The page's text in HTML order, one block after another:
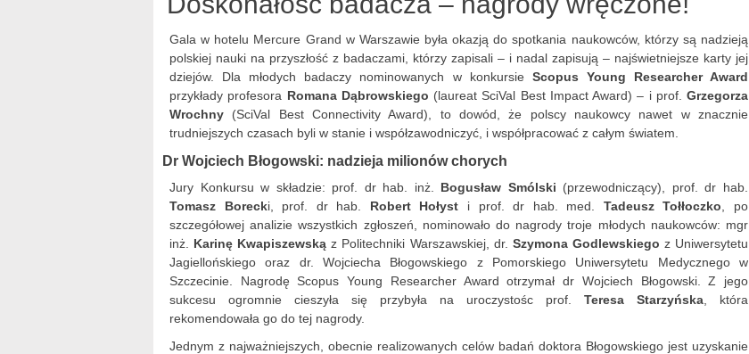
Gala w hotelu Mercure Grand w Warszawie była okazją do spotkania naukowców, którzy są nadzieją
polskiej nauki na przyszłość z badaczami, którzy zapisali – i nadal zapisują – najświetniejsze karty jej
dziejów. Dla młodych badaczy nominowanych w konkursie Scopus Young Researcher Award
przykłady profesora Romana Dąbrowskiego (laureat SciVal Best Impact Award) – i prof. Grzegorza
Wrochny (SciVal Best Connectivity Award), to dowód, że polscy naukowcy nawet w znacznie
trudniejszych czasach byli w stanie i współzawodniczyć, i współpracować z całym światem.
Dr Wojciech Błogowski: nadzieja milionów chorych
Jury Konkursu w składzie: prof. dr hab. inż. Bogusław Smólski (przewodniczący), prof. dr hab.
Tomasz Borecki, prof. dr hab. Robert Hołyst i prof. dr hab. med. Tadeusz Tołłoczko , po
szczegółowej analizie wszystkich zgłoszeń, nominowało do nagrody troje młodych naukowców: mgr
inż. Karinę Kwapiszewską z Politechniki Warszawskiej, dr. Szymona Godlewskiego z Uniwersytetu
Jagiellońskiego oraz dr. Wojciecha Błogowskiego z Pomorskiego Uniwersytetu Medycznego w
Szczecinie. Nagrodę Scopus Young Researcher Award otrzymał dr Wojciech Błogowski. Z jego
sukcesu ogromnie cieszyła się przybyła na uroczystośc prof.
Teresa Starzyńska , która
rekomendowała go do tej nagrody.
Jednym z najważniejszych, obecnie realizowanych celów badań doktora Błogowskiego jest uzyskanie